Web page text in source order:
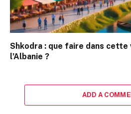
Shkodra : que faire dans cette
l’Albanie ?
ADD A